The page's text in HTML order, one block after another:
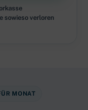
sowieso verloren
MONAT